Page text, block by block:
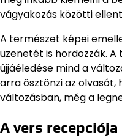
vágyakozás közötti
A természet képei
üzenetét is hordozzák.
újjáéledése mind a
arra ösztönzi az olvasót,
változásban, még a
A vers